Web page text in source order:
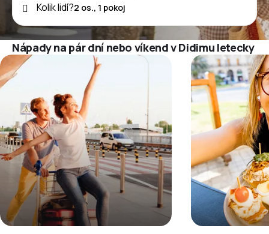
Kolik lidí?
Nápady na pár dní nebo víkend v Didimu letecky